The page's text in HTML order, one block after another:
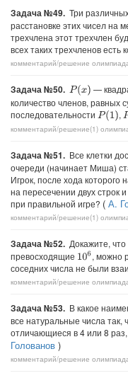
Задача №49. Три
расстановке этих чисел на
трехчлена этот трехчлен
всех таких трехчленов есть
комментарий/решение
Задача №50. P(x)
—
количество членов, равных
последовательности P(1) , P
комментарий/решение(1)
Задача №51. Все клетки
очереди (начинает Миша)
Игрок, после хода
на пересечении двух строк
при правильной игре? ( А.
комментарий/решение(1)
Задача №52. Докажите,
превосходящие 106, можно
соседних числа не были
комментарий/решение
Задача №53. В какое
все натуральные числа
отличающиеся в 4 или 8
Голованов )
комментарий/решение